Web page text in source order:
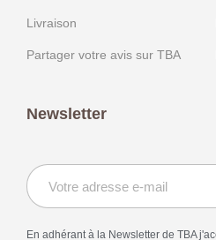
Livraison
Partager votre avis sur TBA
Newsletter
En adhérant à la Newsletter de TBA